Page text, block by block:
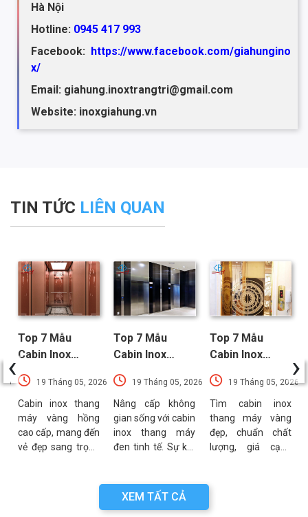
Hà Nội
Hotline: 0945 417 993
Facebook: https://www.facebook.com/giahungino
x/
Email: giahung.inoxtrangtri@gmail.com
Website: inoxgiahung.vn
TIN TỨC LIÊN QUAN
Top 7 Mẫu
Cabin Inox
Vàng Hồng
Sang Trọng
Nhất
19 Tháng 05, 2026
Cabin inox thang
máy vàng hồng
cao cấp, mang đến
vẻ đẹp sang trọng
mã đa dạng, bền
Top 7 Mẫu
Cabin Inox
Nổi Bật Xu
Hướng Nhất
19 Tháng 05, 2026
Nâng cấp không
gian sống với cabin
inox thang máy
đen tinh tế. Sự kết
sắc đen thời
thượng. Xem ngay!
Top 7 Mẫu
Cabin Inox
Vàng Được Ưa
Chuộng Nhất
19 Tháng 05, 2026
Tìm cabin inox
thang máy vàng
đẹp, chuẩn chất
lượng, giá cạnh
‹ ›
XEM TẤT CẢ